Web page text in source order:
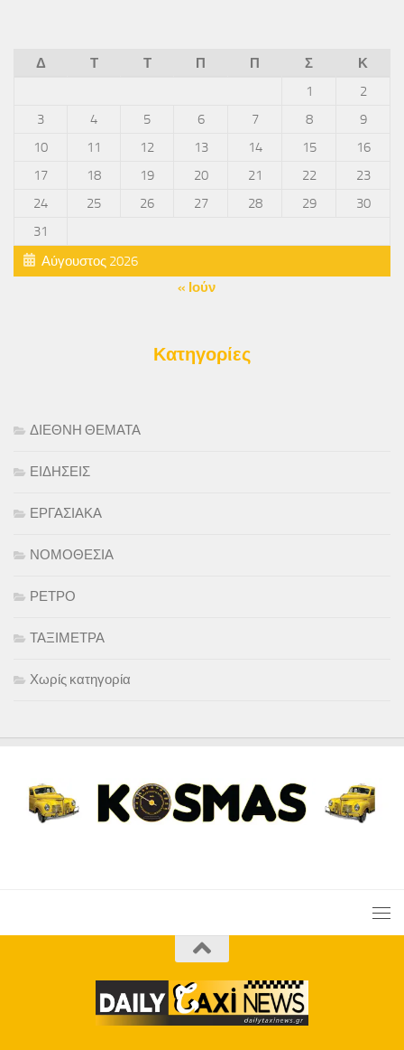
Αύγουστος 2026
Δ Τ Τ Π Π Σ
Κ
1
2
3
4 5 6 7 8
9
10
11 12 13 14 15
16
17
18 19 20 21 22
23
24
25 26 27 28 29
30
31
« Ιούν
Κατηγορίες
ΔΙΕΘΝΗ ΘΕΜΑΤΑ
ΕΙΔΗΣΕΙΣ
ΕΡΓΑΣΙΑΚΑ
ΝΟΜΟΘΕΣΙΑ
ΡΕΤΡΟ
ΤΑΞΙΜΕΤΡΑ
Χωρίς κατηγορία